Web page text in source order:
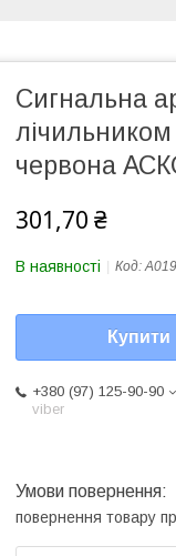
Сигнальна
червона
301,70 ₴
В наявності Код:
Купити
+380 (97) 125-90-90
viber
повернення товару